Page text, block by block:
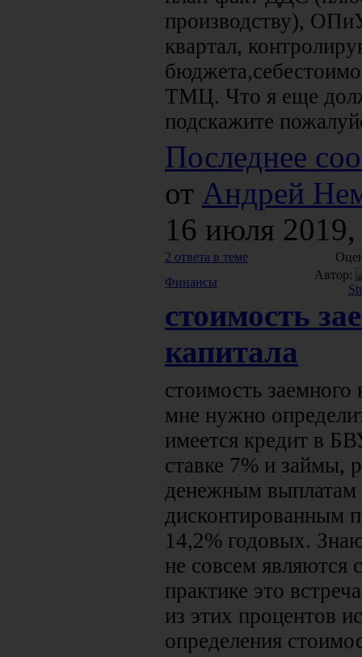
производству),
квартал,
ТМЦ. Что я еще
подскажите
Последнее
от Андрей
16 июля
2 ответа в теме
Финансы
Автор:
стоимость
капитала
стоимость
мне нужно
имеется кредит в
ставке 7% и займы,
денежным выплатам
дисконтированным
14,2% годовых.
не совсем
практике это
из этих процентов
определения